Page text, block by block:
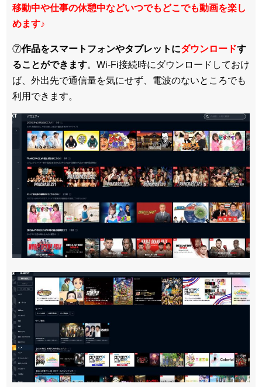
移動中や仕事の休憩中などいつでもどこでも動画を楽し
めます♪
⑦作品をスマートフォンやタブレットにダウンロードす
ることができます。Wi-Fi接続時にダウンロードしておけ
ば、外出先で通信量を気にせず、電波のないところでも
利用できます。